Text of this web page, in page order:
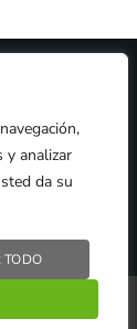
y analizar
da su
TODO
keyboard_arrow_right